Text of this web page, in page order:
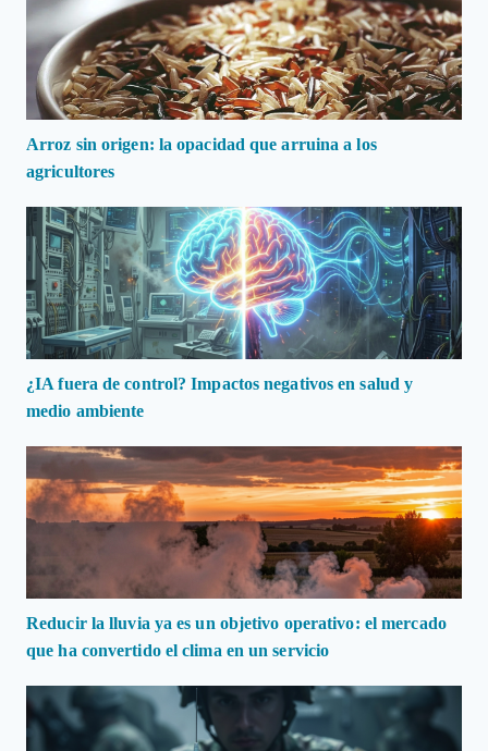
Arroz sin origen: la opacidad que arruina a los
agricultores
¿IA fuera de control? Impactos negativos en salud y
medio ambiente
Reducir la lluvia ya es un objetivo operativo: el mercado
que ha convertido el clima en un servicio